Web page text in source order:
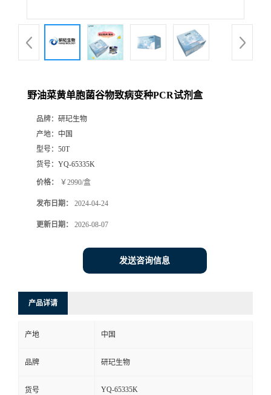
野油菜黄单胞菌谷物致病变种PCR试剂盒
品牌： 研玘生物
产地： 中国
型号： 50T
货号： YQ-65335K
价格： ￥2990/盒
发布日期： 2024-04-24
更新日期： 2026-08-07
发送咨询信息
产品详请
产地 中国
品牌 研玘生物
货号 YQ-65335K